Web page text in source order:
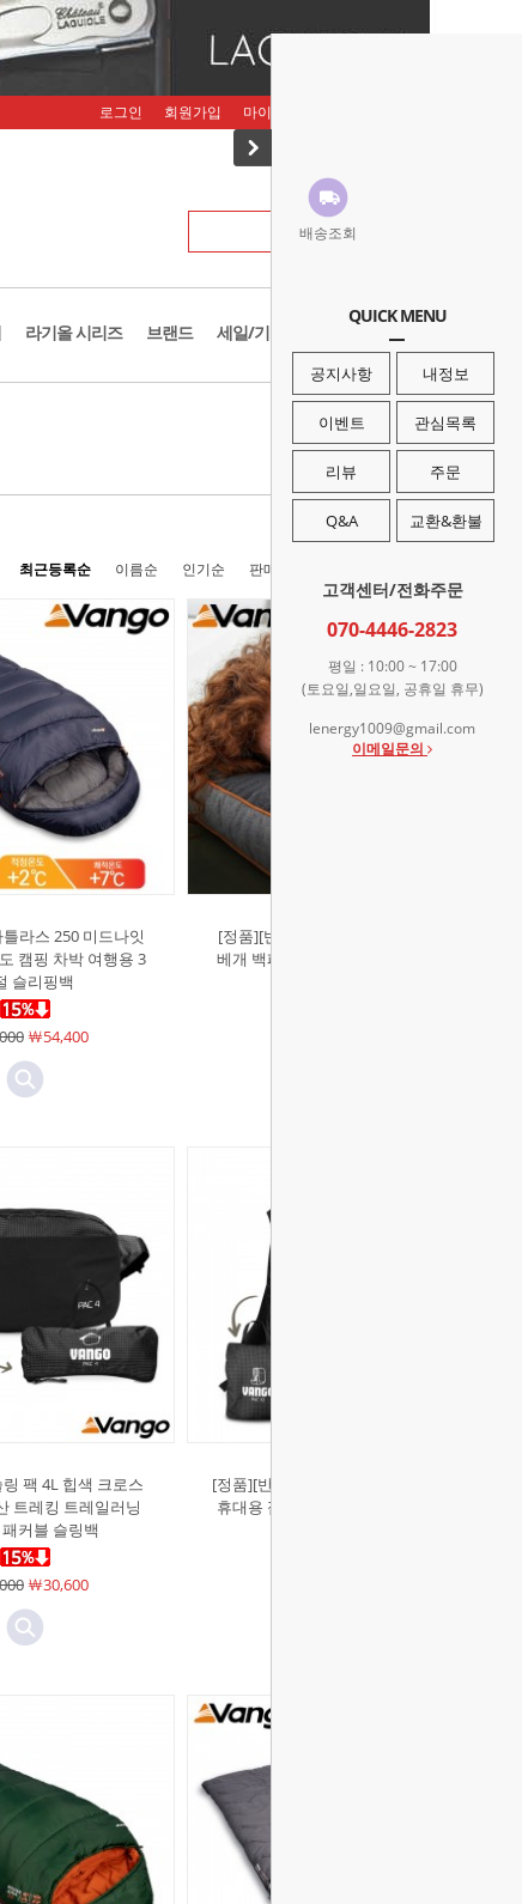
배송조회
QUICK MENU
공지사항 내정보
이벤트 관심목록
리뷰 주문
Q&A 교환&환불
고객센터/전화주문
070-4446-2823
평일 : 10:00 ~ 17:00
(토요일,일요일, 공휴일 휴무)
lenergy1009@gmail.com
이메일문의
로그인 회원가입 마이페이지
라기올 시리즈 브랜드 세일/기획존
최근등록순 이름순 인기순 판매순
라스 250 미드나잇
캠핑 차박 여행용 3
슬리핑백
￦54,400
[정품][반고]딥 슬립 메모리 필로우
베개 백패킹 차박 캠핑 여행용 휴대
팩 4L 힙색 크로스
트레킹 트레일러닝
커블 슬링백
￦30,600
[정품][반고]트레일 팩 10L 배낭 백팩
휴대용 접이식 초경량 등산 여행 가